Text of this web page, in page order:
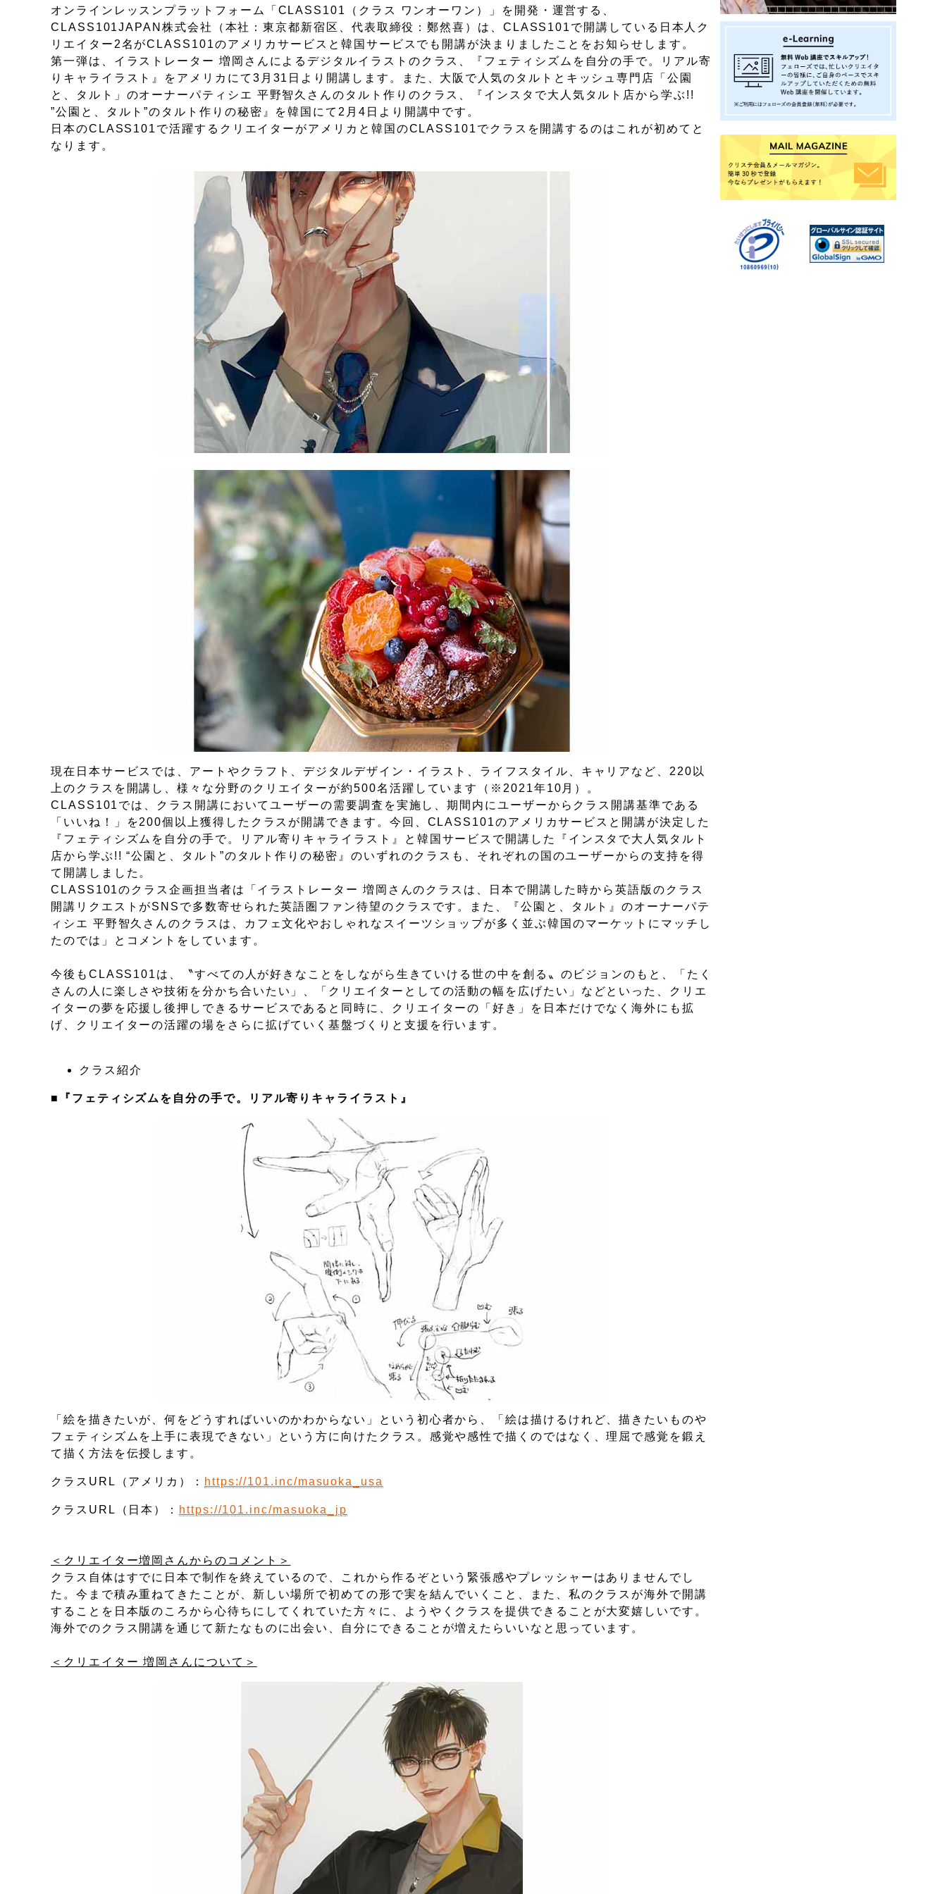
オンラインレッスンプラットフォーム「CLASS101（クラス ワンオーワン）」を開発・運営する、
CLASS101JAPAN株式会社（本社：東京都新宿区、代表取締役：鄭然喜）は、CLASS101で開講している日本人ク
リエイター2名がCLASS101のアメリカサービスと韓国サービスでも開講が決まりましたことをお知らせします。
第一弾は、イラストレーター 増岡さんによるデジタルイラストのクラス、『フェティシズムを自分の手で。リアル寄
りキャライラスト』をアメリカにて3月31日より開講します。また、大阪で人気のタルトとキッシュ専門店「公園
と、タルト」のオーナーパティシエ 平野智久さんのタルト作りのクラス、『インスタで大人気タルト店から学ぶ!!
”公園と、タルト”のタルト作りの秘密』を韓国にて2月4日より開講中です。
日本のCLASS101で活躍するクリエイターがアメリカと韓国のCLASS101でクラスを開講するのはこれが初めてと
なります。
現在日本サービスでは、アートやクラフト、デジタルデザイン・イラスト、ライフスタイル、キャリアなど、220以
上のクラスを開講し、様々な分野のクリエイターが約500名活躍しています（※2021年10月）。
CLASS101では、クラス開講においてユーザーの需要調査を実施し、期間内にユーザーからクラス開講基準である
「いいね！」を200個以上獲得したクラスが開講できます。今回、CLASS101のアメリカサービスと開講が決定した
『フェティシズムを自分の手で。リアル寄りキャライラスト』と韓国サービスで開講した『インスタで大人気タルト
店から学ぶ!! “公園と、タルト”のタルト作りの秘密』のいずれのクラスも、それぞれの国のユーザーからの支持を得
て開講しました。
CLASS101のクラス企画担当者は「イラストレーター 増岡さんのクラスは、日本で開講した時から英語版のクラス
開講リクエストがSNSで多数寄せられた英語圏ファン待望のクラスです。また、『公園と、タルト』のオーナーパテ
ィシエ 平野智久さんのクラスは、カフェ文化やおしゃれなスイーツショップが多く並ぶ韓国のマーケットにマッチし
たのでは」とコメントをしています。
今後もCLASS101は、〝すべての人が好きなことをしながら生きていける世の中を創る〟のビジョンのもと、「たく
さんの人に楽しさや技術を分かち合いたい」、「クリエイターとしての活動の幅を広げたい」などといった、クリエ
イターの夢を応援し後押しできるサービスであると同時に、クリエイターの「好き」を日本だけでなく海外にも拡
げ、クリエイターの活躍の場をさらに拡げていく基盤づくりと支援を行います。
クラス紹介
■『フェティシズムを自分の手で。リアル寄りキャライラスト』
「絵を描きたいが、何をどうすればいいのかわからない」という初心者から、「絵は描けるけれど、描きたいものや
フェティシズムを上手に表現できない」という方に向けたクラス。感覚や感性で描くのではなく、理屈で感覚を鍛え
て描く方法を伝授します。
クラスURL（アメリカ）： https://101.inc/masuoka_usa
クラスURL（日本）： https://101.inc/masuoka_jp
＜クリエイター増岡さんからのコメント＞
クラス自体はすでに日本で制作を終えているので、これから作るぞという緊張感やプレッシャーはありませんでし
た。今まで積み重ねてきたことが、新しい場所で初めての形で実を結んでいくこと、また、私のクラスが海外で開講
することを日本版のころから心待ちにしてくれていた方々に、ようやくクラスを提供できることが大変嬉しいです。
海外でのクラス開講を通じて新たなものに出会い、自分にできることが増えたらいいなと思っています。
＜クリエイター 増岡さんについて＞